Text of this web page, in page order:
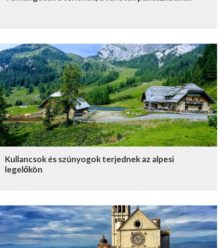
Kullancsok és szúnyogok terjednek az alpesi
legelőkön